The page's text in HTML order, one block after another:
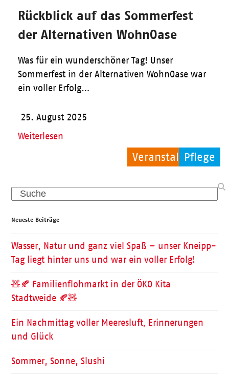
Veranstaltungen
Pflege
Pflege
Rückblick auf das Sommerfest
der Alternativen WohnOase
Was für ein wunderschöner Tag! Unser
Sommerfest in der Alternativen WohnOase war
ein voller Erfolg…
25. August 2025
Weiterlesen
Search
Neueste Beiträge
Wasser, Natur und ganz viel Spaß – unser Kneipp-
Tag liegt hinter uns und war ein voller Erfolg!
🧸🍂 Familienflohmarkt in der ÖKO Kita
Stadtweide 🍂🧸
Ein Nachmittag voller Meeresluft, Erinnerungen
und Glück
Sommer, Sonne, Slushi